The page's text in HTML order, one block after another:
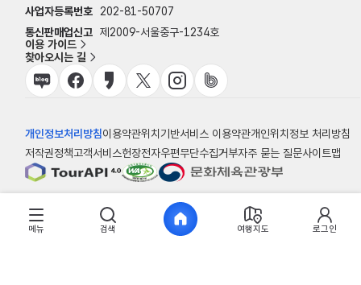
사업자등록번호
202-81-50707
통신판매업신고 제2009-서울중구-1234호
이용 가이드
찾아오시는 길
개인정보처리방침이용약관위치기반서비스 이용약관개인위치정보 처리방침
저작권정책고객서비스헌장전자우편무단수집거부자주 묻는 질문사이트맵
© 한국관광공사
메뉴 검색 여행지도 로그인